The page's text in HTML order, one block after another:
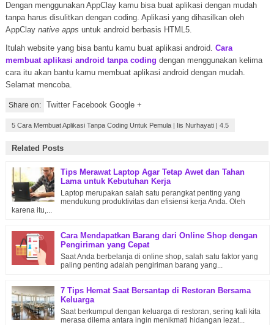
Dengan menggunakan AppClay kamu bisa buat aplikasi dengan mudah
tanpa harus disulitkan dengan coding. Aplikasi yang dihasilkan oleh
AppClay native apps untuk android berbasis HTML5.
Itulah website yang bisa bantu kamu buat aplikasi android. Cara
membuat aplikasi android tanpa coding dengan menggunakan kelima
cara itu akan bantu kamu membuat aplikasi android dengan mudah.
Selamat mencoba.
Share on: Twitter Facebook Google +
5 Cara Membuat Aplikasi Tanpa Coding Untuk Pemula| Iis Nurhayati| 4.5
Related Posts
Tips Merawat Laptop Agar Tetap Awet dan Tahan
Lama untuk Kebutuhan Kerja
Laptop merupakan salah satu perangkat penting yang
mendukung produktivitas dan efisiensi kerja Anda. Oleh
karena itu,...
Cara Mendapatkan Barang dari Online Shop dengan
Pengiriman yang Cepat
Saat Anda berbelanja di online shop, salah satu faktor yang
paling penting adalah pengiriman barang yang...
7 Tips Hemat Saat Bersantap di Restoran Bersama
Keluarga
Saat berkumpul dengan keluarga di restoran, sering kali kita
merasa dilema antara ingin menikmati hidangan lezat...